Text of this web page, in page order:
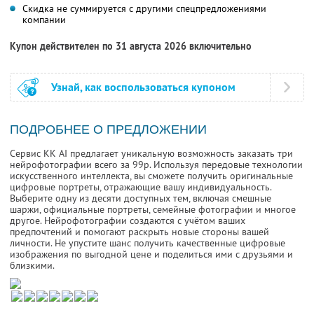
Скидка не суммируется с другими спецпредложениями
компании
Купон действителен по 31 августа 2026 включительно
Узнай, как воспользоваться купоном
ПОДРОБНЕЕ О ПРЕДЛОЖЕНИИ
Сервис KK AI предлагает уникальную возможность заказать три
нейрофотографии всего за 99р. Используя передовые технологии
искусственного интеллекта, вы сможете получить оригинальные
цифровые портреты, отражающие вашу индивидуальность.
Выберите одну из десяти доступных тем, включая смешные
шаржи, официальные портреты, семейные фотографии и многое
другое. Нейрофотографии создаются с учётом ваших
предпочтений и помогают раскрыть новые стороны вашей
личности. Не упустите шанс получить качественные цифровые
изображения по выгодной цене и поделиться ими с друзьями и
близкими.